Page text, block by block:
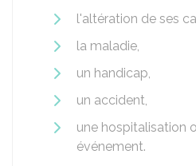
l'altération de ses
la maladie,
un handicap,
un accident,
une hospitalisation
événement.